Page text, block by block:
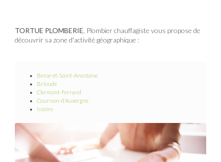
TORTUE PLOMBERIE , Plombier chauffagiste vous propose de
découvrir sa zone d'activité géographique :
Besse-et-Saint-Anastaise
Brioude
Clermont-Ferrand
Cournon-d'Auvergne
Issoire